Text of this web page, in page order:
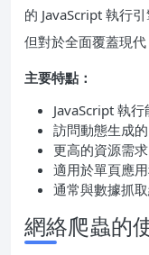
的 JavaScript 執行
但對於全面覆蓋現代
主要特點：
JavaScript 執行
訪問動態生成
更高的資源需求
適用於單頁應
通常與數據抓
網絡爬蟲的